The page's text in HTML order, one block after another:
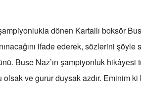
dönen Kartallı boksör
ifade ederek, sözlerini şöyle
Buse Naz’ın şampiyonluk hikâyesi
ve gurur duysak azdır. Eminim ki